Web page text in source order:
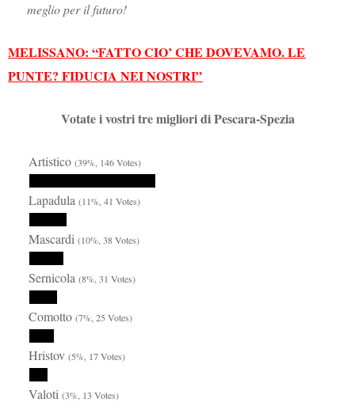
meglio per il futuro!
MELISSANO: “FATTO CIO’ CHE DOVEVAMO. LE
PUNTE? FIDUCIA NEI NOSTRI”
Votate i vostri tre migliori di Pescara-Spezia
Artistico(39%, 146 Votes)
Lapadula(11%, 41 Votes)
Mascardi(10%, 38 Votes)
Sernicola(8%, 31 Votes)
Comotto(7%, 25 Votes)
Hristov(5%, 17 Votes)
Valoti(3%, 13 Votes)